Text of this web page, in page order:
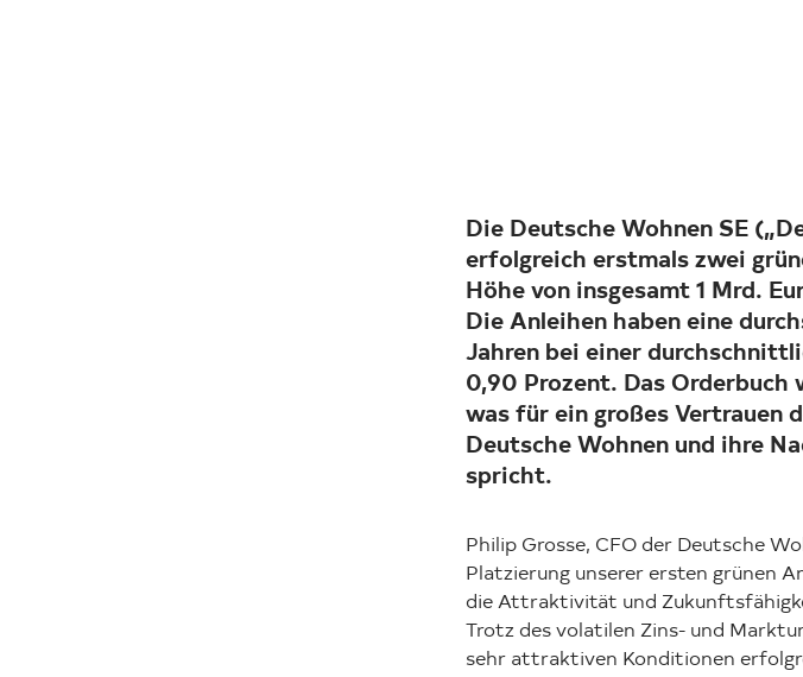
Die Deutsche Wohnen SE
erfolgreich erstmals zwei
Höhe von insgesamt 1 Mrd.
Die Anleihen haben eine
Jahren bei einer
0,90 Prozent. Das Orderbuch
was für ein großes Vertrauen
Deutsche Wohnen und ihre
spricht.
Philip Grosse, CFO der Deutsche
Platzierung unserer ersten grünen
die Attraktivität und
Trotz des volatilen Zins- und
sehr attraktiven Konditionen